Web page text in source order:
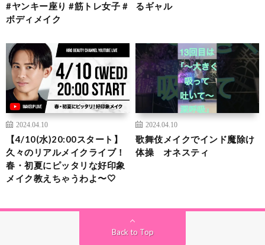
#ヤンキー座り #筋トレ女子 #
ボディメイク
るギャル
2024.04.10
【4/10(水)20:00スタート】
久々のリアルメイクライブ！
春・初夏にピッタリな好印象
メイク教えちゃうわよ〜🤍
2024.04.10
歌舞伎メイクでインド魔除け
体操 オネスティ
Back to Top